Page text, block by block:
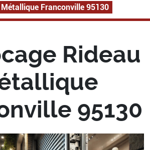
Franconville 95130
Rideau
95130